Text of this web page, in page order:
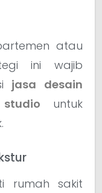
atau
ini wajib
jasa desain
untuk
rumah sakit